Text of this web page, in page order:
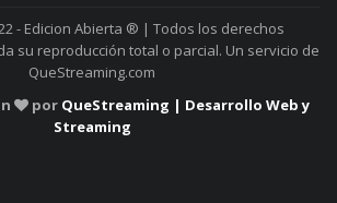
- Edicion Abierta ® | Todos los derechos
su reproducción total o parcial. Un servicio de
QueStreaming.com
por QueStreaming | Desarrollo Web y
Streaming